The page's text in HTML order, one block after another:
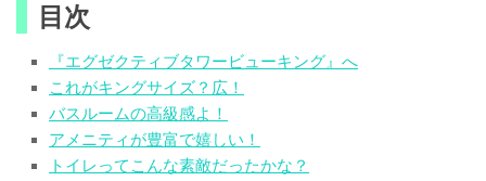
目次
『エグゼクティブタワービューキング』へ
これがキングサイズ？広！
バスルームの高級感よ！
アメニティが豊富で嬉しい！
トイレってこんな素敵だったかな？